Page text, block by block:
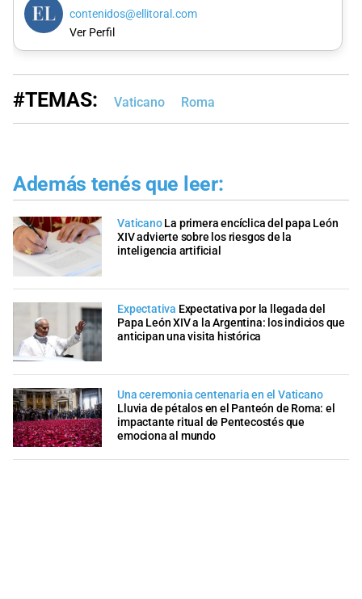
contenidos@ellitoral.com
Ver Perfil
#TEMAS: Vaticano Roma
Además tenés que leer:
Vaticano La primera encíclica del papa León
XIV advierte sobre los riesgos de la
inteligencia artificial
Expectativa Expectativa por la llegada del
Papa León XIV a la Argentina: los indicios que
anticipan una visita histórica
Una ceremonia centenaria en el Vaticano
Lluvia de pétalos en el Panteón de Roma: el
impactante ritual de Pentecostés que
emociona al mundo